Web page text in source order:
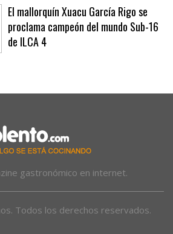
El mallorquín Xuacu García Rigo se
proclama campeón del mundo Sub-16
de ILCA 4
gastronómico en internet.
Todos los derechos reservados.